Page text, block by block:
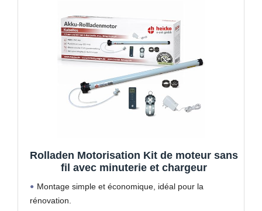
Rolladen Motorisation Kit de moteur sans
fil avec minuterie et chargeur
Montage simple et économique, idéal pour la
rénovation.